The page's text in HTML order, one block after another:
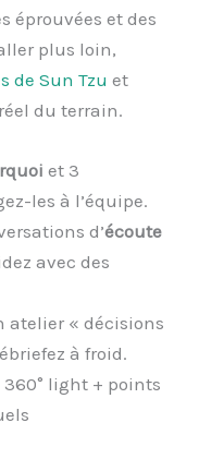
éprouvées et des
plus loin,
de Sun Tzu et
du terrain.
et 3
les à l’équipe.
d’écoute
avec des
atelier « décisions
à froid.
light + points